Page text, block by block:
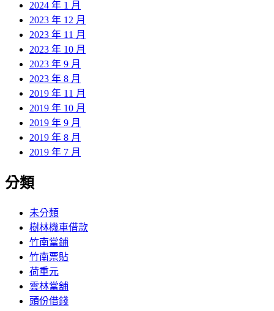
2024 年 1 月
2023 年 12 月
2023 年 11 月
2023 年 10 月
2023 年 9 月
2023 年 8 月
2019 年 11 月
2019 年 10 月
2019 年 9 月
2019 年 8 月
2019 年 7 月
分類
未分類
樹林機車借款
竹南當鋪
竹南票貼
荷重元
雲林當舖
頭份借錢